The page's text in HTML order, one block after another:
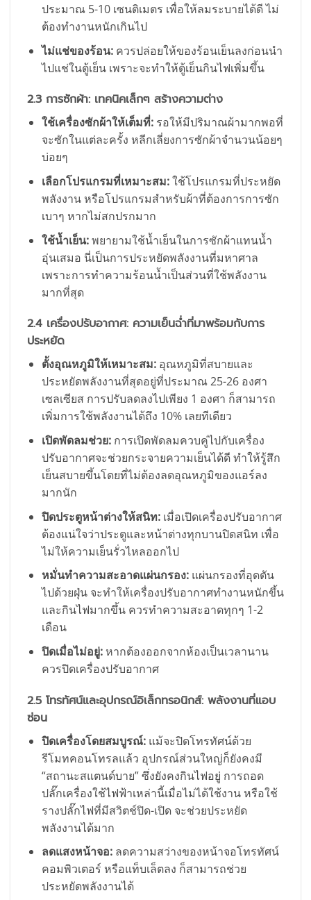
ประมาณ 5-10 เซนติเมตร เพื่อให้ลมระบายได้ดี ไม่
ต้องทำงานหนักเกินไป
ไม่แช่ของร้อน:ควรปล่อยให้ของร้อนเย็นลงก่อนนำ
ไปแช่ในตู้เย็น เพราะจะทำให้ตู้เย็นกินไฟเพิ่มขึ้น
2.3 การซักผ้า: เทคนิคเล็กๆ สร้างความต่าง
ใช้เครื่องซักผ้าให้เต็มที่:รอให้มีปริมาณผ้ามากพอที่
จะซักในแต่ละครั้ง หลีกเลี่ยงการซักผ้าจำนวนน้อยๆ
บ่อยๆ
เลือกโปรแกรมที่เหมาะสม:ใช้โปรแกรมที่ประหยัด
พลังงาน หรือโปรแกรมสำหรับผ้าที่ต้องการการซัก
เบาๆ หากไม่สกปรกมาก
ใช้น้ำเย็น:พยายามใช้น้ำเย็นในการซักผ้าแทนน้ำ
อุ่นเสมอ นี่เป็นการประหยัดพลังงานที่มหาศาล
เพราะการทำความร้อนน้ำเป็นส่วนที่ใช้พลังงาน
มากที่สุด
2.4 เครื่องปรับอากาศ: ความเย็นฉ่ำที่มาพร้อมกับการ
ประหยัด
ตั้งอุณหภูมิให้เหมาะสม:อุณหภูมิที่สบายและ
ประหยัดพลังงานที่สุดอยู่ที่ประมาณ 25-26 องศา
เซลเซียส การปรับลดลงไปเพียง 1 องศา ก็สามารถ
เพิ่มการใช้พลังงานได้ถึง 10% เลยทีเดียว
เปิดพัดลมช่วย:การเปิดพัดลมควบคู่ไปกับเครื่อง
ปรับอากาศจะช่วยกระจายความเย็นได้ดี ทำให้รู้สึก
เย็นสบายขึ้นโดยที่ไม่ต้องลดอุณหภูมิของแอร์ลง
มากนัก
ปิดประตูหน้าต่างให้สนิท:เมื่อเปิดเครื่องปรับอากาศ
ต้องแน่ใจว่าประตูและหน้าต่างทุกบานปิดสนิท เพื่อ
ไม่ให้ความเย็นรั่วไหลออกไป
หมั่นทำความสะอาดแผ่นกรอง:แผ่นกรองที่อุดตัน
ไปด้วยฝุ่น จะทำให้เครื่องปรับอากาศทำงานหนักขึ้น
และกินไฟมากขึ้น ควรทำความสะอาดทุกๆ 1-2
เดือน
ปิดเมื่อไม่อยู่:หากต้องออกจากห้องเป็นเวลานาน
ควรปิดเครื่องปรับอากาศ
2.5 โทรทัศน์และอุปกรณ์อิเล็กทรอนิกส์: พลังงานที่แอบ
ซ่อน
ปิดเครื่องโดยสมบูรณ์:แม้จะปิดโทรทัศน์ด้วย
รีโมทคอนโทรลแล้ว อุปกรณ์ส่วนใหญ่ก็ยังคงมี
“สถานะสแตนด์บาย” ซึ่งยังคงกินไฟอยู่ การถอด
ปลั๊กเครื่องใช้ไฟฟ้าเหล่านี้เมื่อไม่ได้ใช้งาน หรือใช้
รางปลั๊กไฟที่มีสวิตช์ปิด-เปิด จะช่วยประหยัด
พลังงานได้มาก
ลดแสงหน้าจอ:ลดความสว่างของหน้าจอโทรทัศน์
คอมพิวเตอร์ หรือแท็บเล็ตลง ก็สามารถช่วย
ประหยัดพลังงานได้